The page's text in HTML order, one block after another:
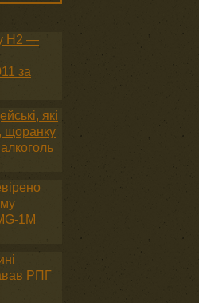
H2 —
за
які
щоранку
1М
РПГ